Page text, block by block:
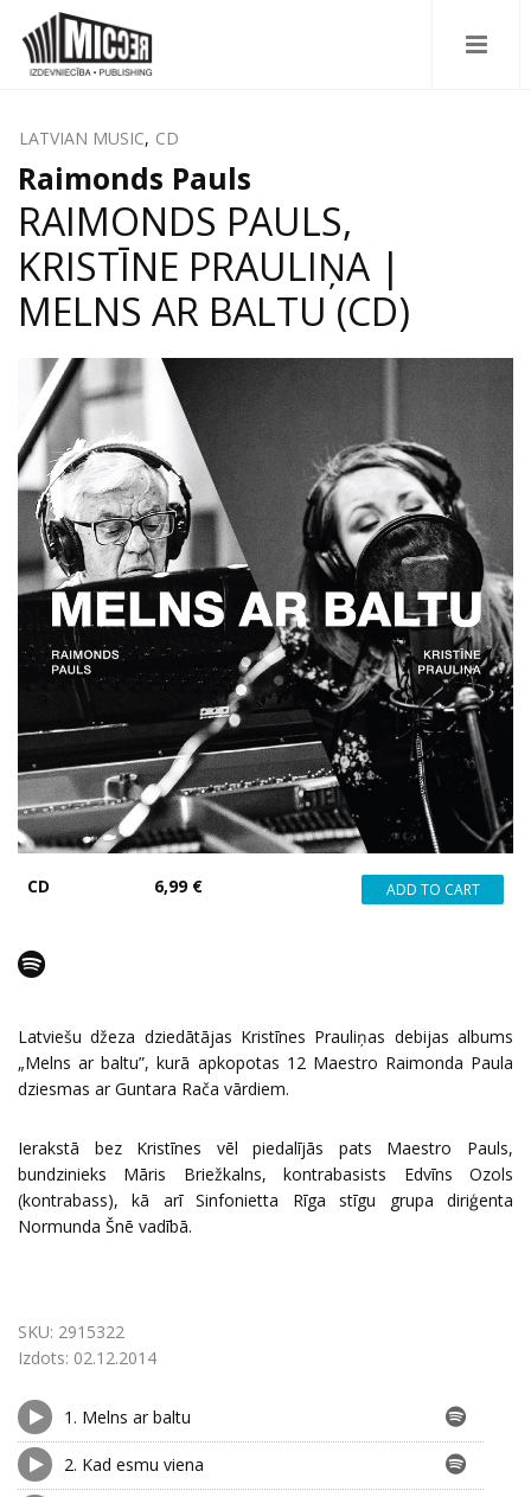
LATVIAN MUSIC, CD
Raimonds Pauls
RAIMONDS PAULS,
KRISTĪNE PRAULIŅA |
MELNS AR BALTU (CD)
CD 6,99 €
Latviešu džeza dziedātājas Kristīnes Prauliņas debijas albums
„Melns ar baltu”, kurā apkopotas 12 Maestro Raimonda Paula
dziesmas ar Guntara Rača vārdiem.
Ierakstā bez Kristīnes vēl piedalījās pats Maestro Pauls,
bundzinieks Māris Briežkalns, kontrabasists Edvīns Ozols
(kontrabass), kā arī Sinfonietta Rīga stīgu grupa diriģenta
Normunda Šnē vadībā.
SKU: 2915322
Izdots: 02.12.2014
1. Melns ar baltu
2. Kad esmu viena